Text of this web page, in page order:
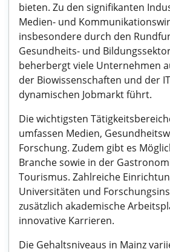
bieten. Zu den signifikanten
Medien- und
insbesondere durch den
Gesundheits- und
beherbergt viele Unternehmen
der Biowissenschaften und der
dynamischen Jobmarkt führt.
Die wichtigsten
umfassen Medien,
Forschung. Zudem gibt es
Branche sowie in der
Tourismus. Zahlreiche
Universitäten und
zusätzlich akademische
innovative Karrieren.
Die Gehaltsniveaus in Mainz